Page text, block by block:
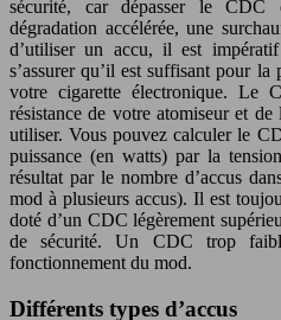
sécurité, car dépasser le CDC
dégradation accélérée, une
d’utiliser un accu, il est
s’assurer qu’il est suffisant pour
votre cigarette électronique. Le
résistance de votre atomiseur et
utiliser. Vous pouvez calculer le
puissance (en watts) par la
résultat par le nombre d’accus
mod à plusieurs accus). Il est
doté d’un CDC légèrement
de sécurité. Un CDC trop
fonctionnement du mod.
Différents types d’accus